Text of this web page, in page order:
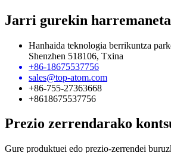
Jarri gurekin
Hanhaida teknologia berrikuntza
Shenzhen 518106, Txina
+86-18675537756
sales@top-atom.com
+86-755-27363668
+8618675537756
Prezio zerrendarako
Gure produktuei edo prezio-zerrendei